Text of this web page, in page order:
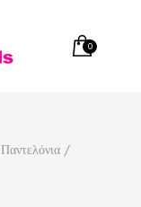
0
Παντελόνια /